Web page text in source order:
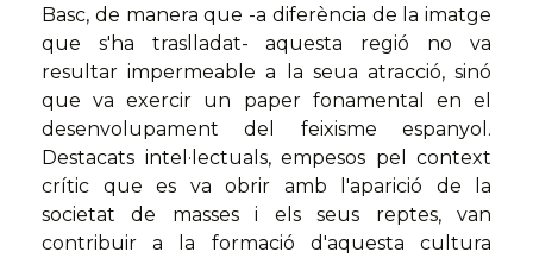
Basc, de manera que -a diferència de la imatge
que s'ha traslladat- aquesta regió no va
resultar impermeable a la seua atracció, sinó
que va exercir un paper fonamental en el
desenvolupament del feixisme espanyol.
Destacats intel·lectuals, empesos pel context
crític que es va obrir amb l'aparició de la
societat de masses i els seus reptes, van
contribuir a la formació d'aquesta cultura